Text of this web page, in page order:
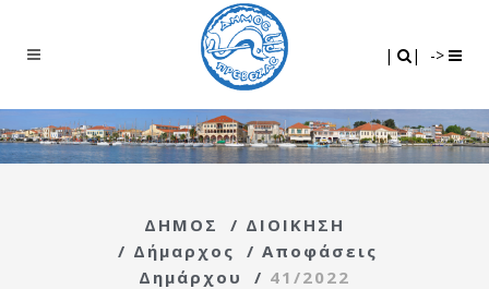
| | ->
ΔΗΜΟΣ / ΔΙΟΙΚΗΣΗ
/ Δήμαρχος / Αποφάσεις
Δημάρχου
/ 41/2022